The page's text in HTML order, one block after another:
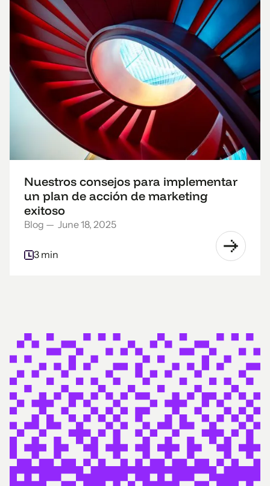
Nuestros consejos para implementar
un plan de acción de marketing
exitoso
Blog — June 18, 2025
3 min